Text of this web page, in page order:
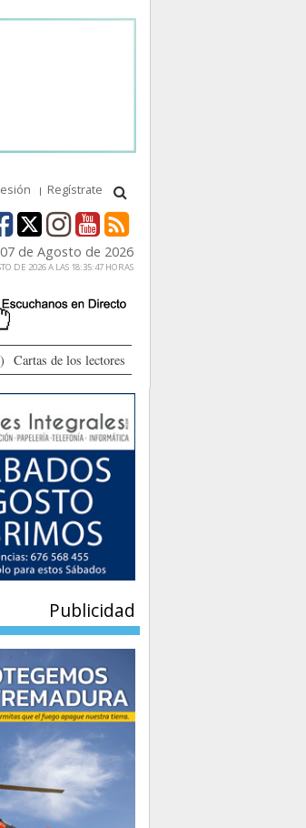
Regístrate
de Agosto de 2026
DE 2026 A LAS 18:35:47 HORAS
Cartas de los lectores
Publicidad